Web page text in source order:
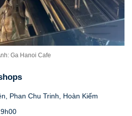
Ga Hanoi Cafe
Phan Chu Trinh, Hoàn Kiếm